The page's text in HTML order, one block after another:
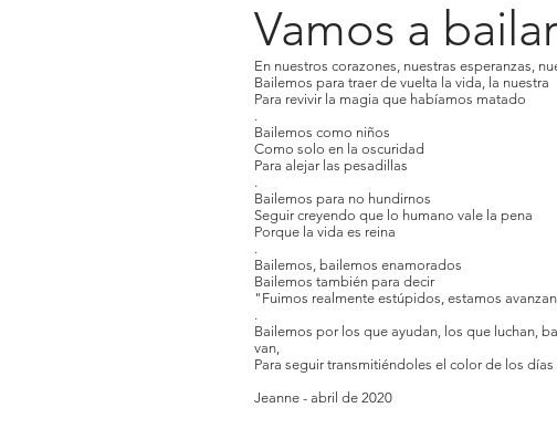
Vamos a bailar
En nuestros corazones, nuestras esperanzas,
Bailemos para traer de vuelta la vida, la nuestra
Para revivir la magia que habíamos matado
.
Bailemos como niños
Como solo en la oscuridad
Para alejar las pesadillas
.
Bailemos para no hundirnos
Seguir creyendo que lo humano vale la pena
Porque la vida es reina
.
Bailemos, bailemos enamorados
Bailemos también para decir
"Fuimos realmente estúpidos, estamos
.
Bailemos por los que ayudan, los que luchan,
van,
Para seguir transmitiéndoles el color de los
Jeanne - abril de 2020